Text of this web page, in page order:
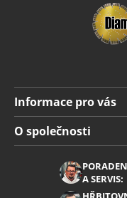
Informace pro vás
Doprava a platba
Obchodní podmínky
Reklamace
O společnosti
A SERVIS: